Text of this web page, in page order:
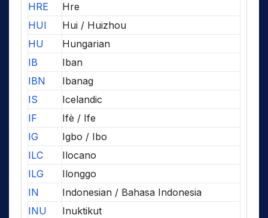
HRE
Hre
HUI
Hui / Huizhou
HU
Hungarian
IB
Iban
IBN
Ibanag
IS
Icelandic
IF
Ifè / Ife
IG
Igbo / Ibo
ILC
Ilocano
ILG
Ilonggo
IN
Indonesian / Bahasa Indonesia
INU
Inuktikut